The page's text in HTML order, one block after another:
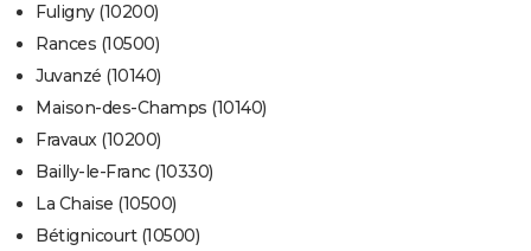
Fuligny (10200)
Rances (10500)
Juvanzé (10140)
Maison-des-Champs (10140)
Fravaux (10200)
Bailly-le-Franc (10330)
La Chaise (10500)
Bétignicourt (10500)